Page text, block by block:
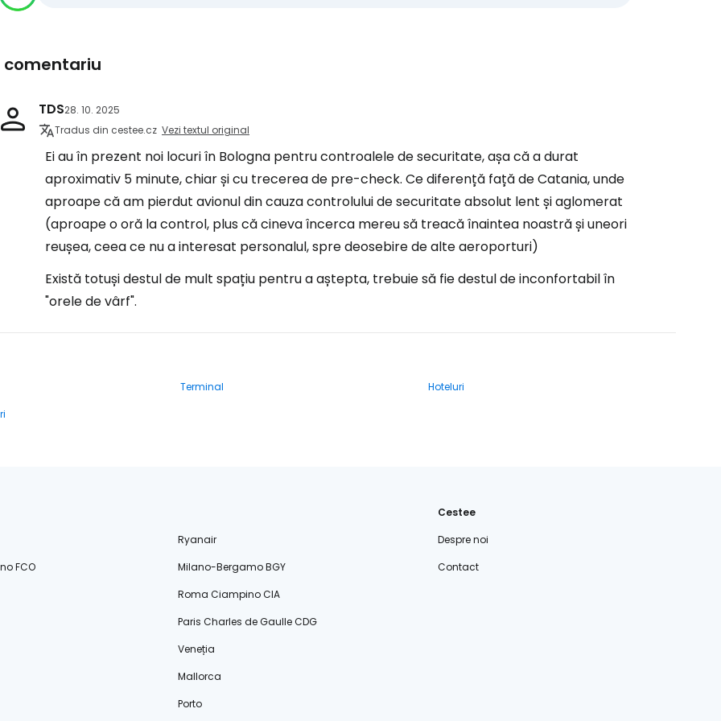
comentariu
TDS28. 10. 2025
Tradus din cestee.cz Vezi textul original
Ei au în prezent noi locuri în Bologna pentru controalele de securitate, așa că a durat
aproximativ 5 minute, chiar și cu trecerea de pre-check. Ce diferență față de Catania, unde
aproape că am pierdut avionul din cauza controlului de securitate absolut lent și aglomerat
(aproape o oră la control, plus că cineva încerca mereu să treacă înaintea noastră și uneori
reușea, ceea ce nu a interesat personalul, spre deosebire de alte aeroporturi)
Există totuși destul de mult spațiu pentru a aștepta, trebuie să fie destul de inconfortabil în
"orele de vârf".
Terminal
Hoteluri
Ryanair
FCO
Milano-Bergamo BGY
Roma Ciampino CIA
Paris Charles de Gaulle CDG
Veneția
Mallorca
Porto
Cestee
Despre noi
Contact